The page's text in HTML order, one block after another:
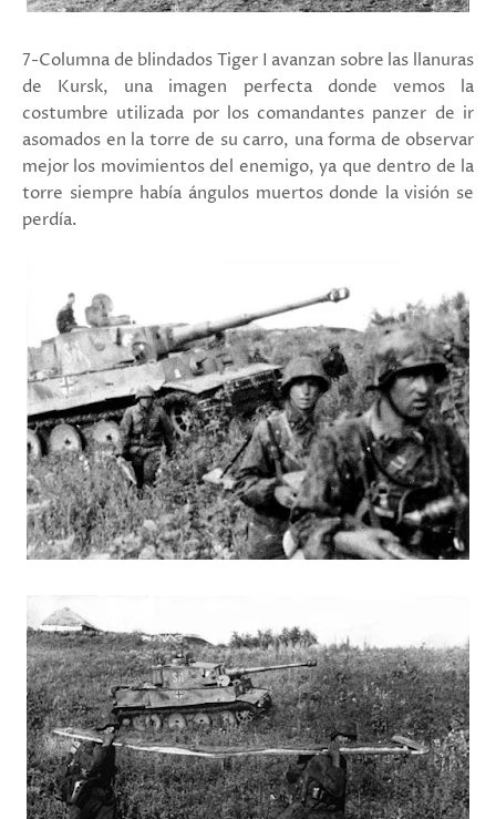
7-Columna de blindados Tiger I avanzan sobre las llanuras
de Kursk, una imagen perfecta donde vemos la
costumbre utilizada por los comandantes panzer de ir
asomados en la torre de su carro, una forma de observar
mejor los movimientos del enemigo, ya que dentro de la
torre siempre había ángulos muertos donde la visión se
perdía.